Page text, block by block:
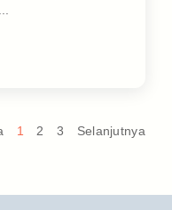
1 2 3 Selanjutnya